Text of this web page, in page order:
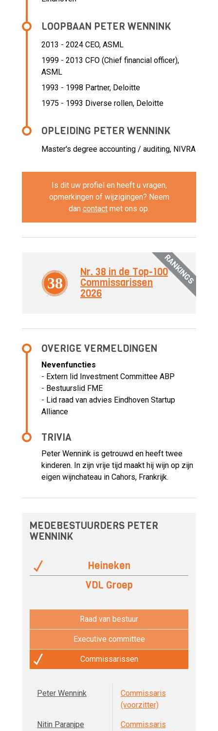
LOOPBAAN PETER WENNINK
2013 - 2024 CEO, ASML
1999 - 2013 CFO (Chief financial officer),
ASML
1993 - 1998 Partner, Deloitte
1975 - 1993 Diverse rollen, Deloitte
OPLEIDING PETER WENNINK
Master's degree accounting / auditing, NIVRA
Is dit uw profiel en heeft u vragen,
opmerkingen of wijzigingen? Neem
dan contact met ons op.
RANKINGS
38
Nr. 38 in de Top-100
Commissarissen
2026
OVERIGE VERMELDINGEN
Nevenfuncties
- Extern lid Investment Committee ABP
- Bestuurslid FME
- Lid raad van advies Eindhoven Startup
Alliance
TRIVIA
Peter Wennink is getrouwd en heeft twee
kinderen. In zijn vrije tijd maakt hij wijn op zijn
eigen wijnchateau in Cahors, Frankrijk.
MEDEBESTUURDERS PETER
WENNINK
Heineken
VDL Groep
Raad van bestuur
Executive committee
Commissarissen
Peter Wennink
Commissaris
(voorzitter)
Nitin Paranjpe
Commissaris